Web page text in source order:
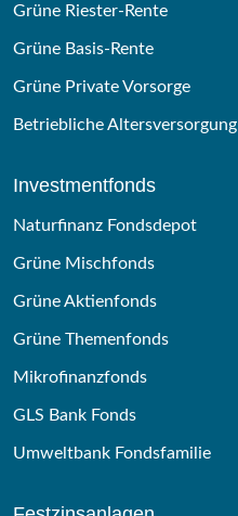
Grüne Riester-Rente
Grüne Basis-Rente
Grüne Private Vorsorge
Betriebliche Altersversorgung
Investmentfonds
Naturfinanz Fondsdepot
Grüne Mischfonds
Grüne Aktienfonds
Grüne Themenfonds
Mikrofinanzfonds
GLS Bank Fonds
Umweltbank Fondsfamilie